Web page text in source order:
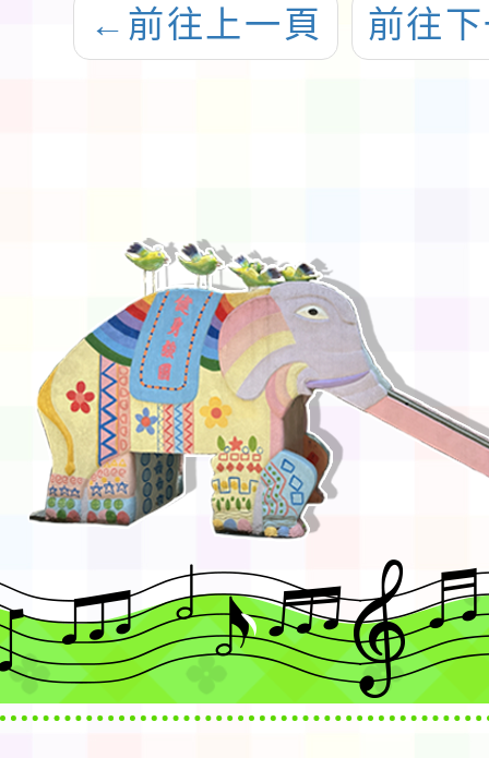
← 前往上一頁 前往